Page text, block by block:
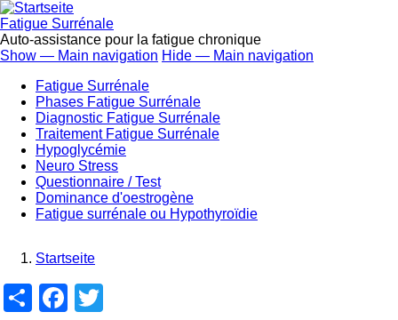
Direkt
zum
Inhalt
Fatigue Surrénale
Auto-assistance pour la fatigue chronique
Main
navigation
Show — Main navigation Hide — Main navigation
Fatigue Surrénale
Phases Fatigue Surrénale
Diagnostic Fatigue Surrénale
Traitement Fatigue Surrénale
Hypoglycémie
Neuro Stress
Questionnaire / Test
Dominance d'oestrogène
Fatigue surrénale ou Hypothyroïdie
Breadcrumb
Startseite
ShareFacebook